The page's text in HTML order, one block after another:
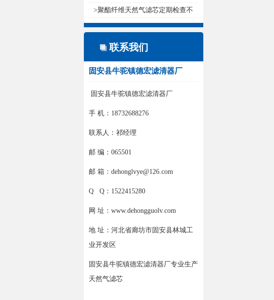
发展..
>聚酯纤维天然气滤芯定期检查不
要因..
联系我们
固安县牛驼镇德宏滤清器厂
固安县牛驼镇德宏滤清器厂
手 机：18732688276
联系人：祁经理
邮 编：065501
邮 箱：dehonglvye@126.com
Q Q：1522415280
网 址：www.dehongguolv.com
地 址：河北省廊坊市固安县林城工
业开发区
固安县牛驼镇德宏滤清器厂专业生产
天然气滤芯